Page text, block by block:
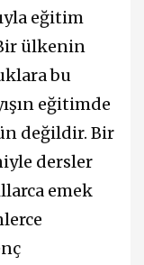
eğitim
ülkenin
bu
eğitimde
değildir. Bir
dersler
emek